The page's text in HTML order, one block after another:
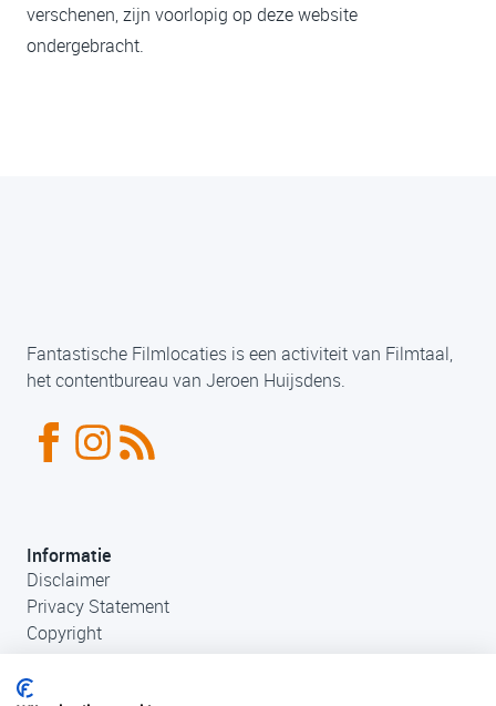
verschenen, zijn voorlopig op deze website
ondergebracht.
Fantastische Filmlocaties is een activiteit van Filmtaal,
het contentbureau van Jeroen Huijsdens.
Informatie
Disclaimer
Privacy Statement
Copyright